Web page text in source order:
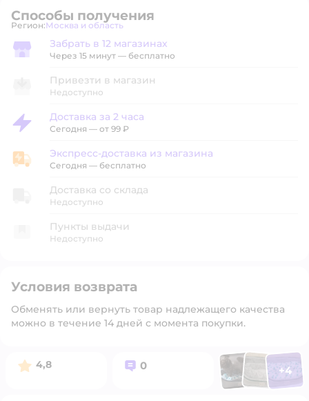
Способы получения
Регион: Выбор адреса доставки.
Москва и область
Забрать в магазине
Забрать в 12 магазинах
Через 15 минут — бесплатно
Привезти в магазин
Недоступно
Доставка за 2 часа
Доставка за 2 часа
Сегодня — от 99 ₽
Экспресс-доставка из магазина
Экспресс-доставка из магазина
Сегодня — бесплатно
Доставка со склада
Недоступно
Пункты выдачи
Недоступно
Условия возврата
Обменять или вернуть товар надлежащего качества
можно в течение 14 дней с момента покупки.
Рейтинг:
4,8 Вопросов:
0 ФотоФотоФото
+4
Открыть